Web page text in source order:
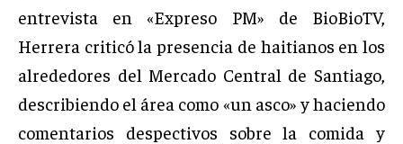
entrevista en «Expreso PM» de BioBioTV,
Herrera criticó la presencia de haitianos en los
alrededores del Mercado Central de Santiago,
describiendo el área como «un asco» y haciendo
comentarios despectivos sobre la comida y